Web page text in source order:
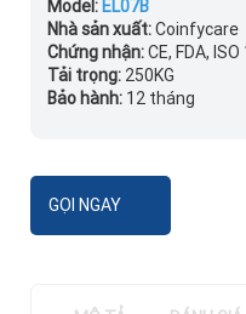
Model: EL07B
Nhà sản xuất:Coinfycare
Chứng nhận:CE, FDA,
Tải trọng: 250KG
Bảo hành: 12 tháng
GỌI NGAY